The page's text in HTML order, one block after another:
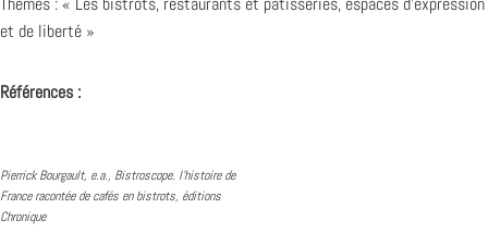
et de liberté »
Références :
Pierrick Bourgault, e.a., Bistroscope. l’histoire de
France racontée de cafés en bistrots, éditions
Chronique